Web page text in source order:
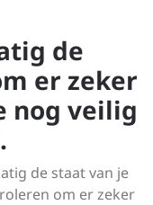
de
er zeker
nog veilig
de staat van je
om er zeker